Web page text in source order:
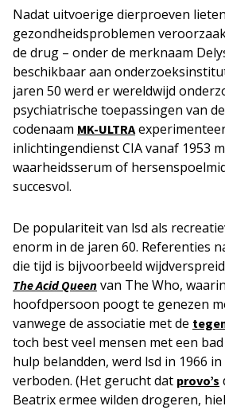
Nadat uitvoerige dierproeven
gezondheidsproblemen
de drug – onder de merknaam
beschikbaar aan
jaren 50 werd er wereldwijd
psychiatrische toepassingen van
codenaam MK-ULTRA
inlichtingendienst CIA vanaf 1953
waarheidsserum of
succesvol.
De populariteit van lsd als
enorm in de jaren 60. Referenties
die tijd is bijvoorbeeld
The Acid Queen van The Who,
hoofdpersoon poogt te genezen
vanwege de associatie met de
toch best veel mensen met een
hulp belandden, werd lsd in 1966
verboden. (Het gerucht dat provo’s
Beatrix ermee wilden drogeren,